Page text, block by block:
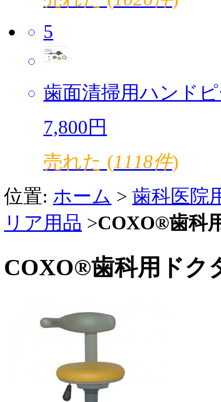
5
歯面清掃用ハンド
7,800円
売れた (1118件)
位置: ホーム > 歯科医院
リア用品 >COXO®歯科
COXO®歯科用ドク